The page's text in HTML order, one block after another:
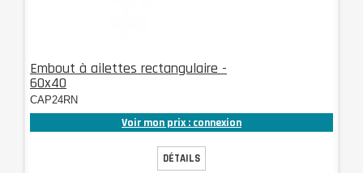
Embout à ailettes rectangulaire -
60x40
CAP24RN
Voir mon prix : connexion
DÉTAILS